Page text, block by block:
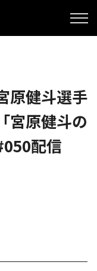
原健斗選手
宮原健斗の
配信